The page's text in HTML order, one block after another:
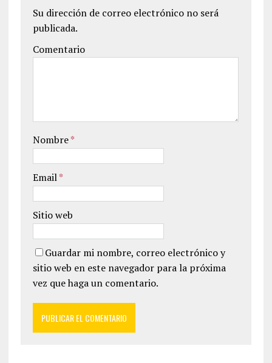
Su dirección de correo electrónico no será
publicada.
Comentario
Nombre*
Email*
Sitio web
Guardar mi nombre, correo electrónico y
sitio web en este navegador para la próxima
vez que haga un comentario.